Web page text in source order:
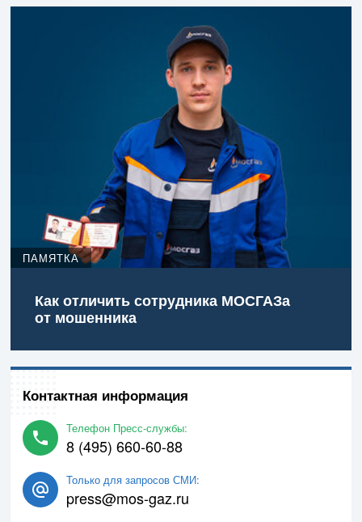
ПАМЯТКА
Как отличить сотрудника МОСГАЗа
от мошенника
Контактная информация
Телефон Пресс-службы:
8 (495) 660-60-88
Только для запросов СМИ:
press@mos-gaz.ru